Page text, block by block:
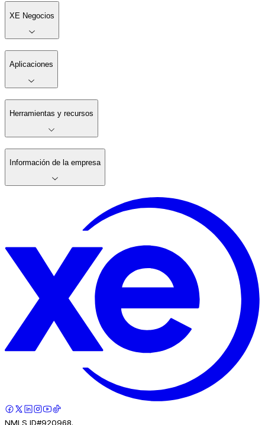
XE Negocios
Aplicaciones
Herramientas y recursos
Información de la empresa
NMLS ID#920968.